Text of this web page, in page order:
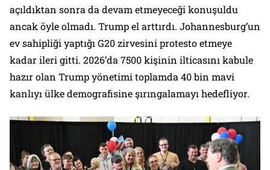
açıldıktan sonra da devam etmeyeceği konuşuldu
ancak öyle olmadı. Trump el arttırdı. Johannesburg’un
ev sahipliği yaptığı G20 zirvesini protesto etmeye
kadar ileri gitti. 2026’da 7500 kişinin ilticasını kabule
hazır olan Trump yönetimi toplamda 40 bin mavi
kanlıyı ülke demografisine şırıngalamayı hedefliyor.